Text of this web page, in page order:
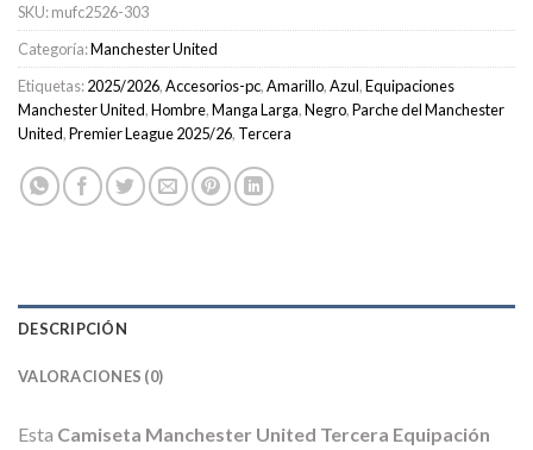
SKU:mufc2526-303
Categoría:Manchester United
Etiquetas:2025/2026,Accesorios-pc,Amarillo,Azul,Equipaciones
Manchester United,Hombre,Manga Larga,Negro,Parche del Manchester
United,Premier League 2025/26, Tercera
DESCRIPCIÓN
VALORACIONES (0)
Esta Camiseta Manchester United Tercera Equipación